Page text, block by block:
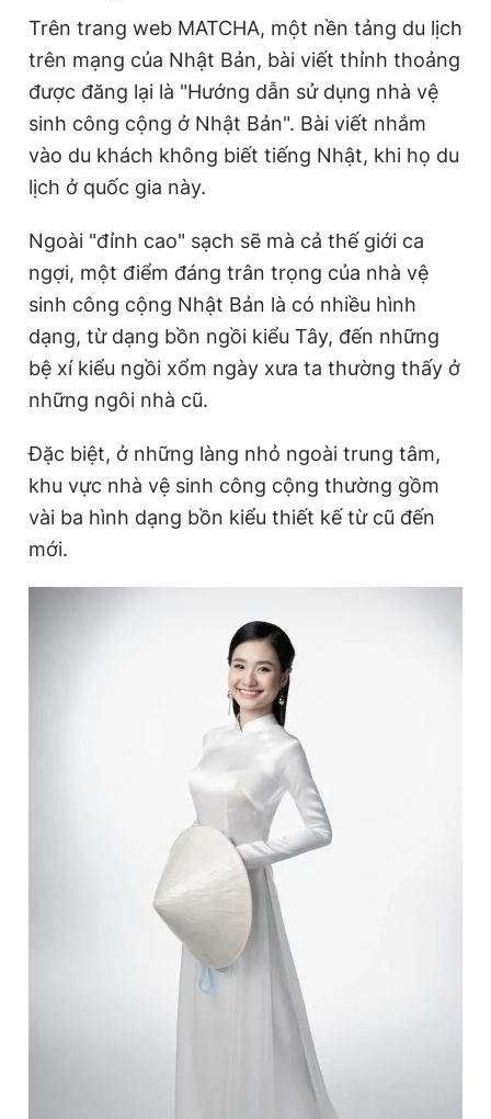
Theo dõi báo trên
Hotline
0906 645 777
Liên hệ quảng cáo
Đặt báo Quảng cáo
Tổng biên tập: Nguyễn Ngọc Toàn
Phó tổng biên tập thường trực: Hải Thành
Phó tổng biên tập: Lâm Hiếu Dũng
Phó tổng biên tập: Trần Việt Hưng
Tổng thư ký tòa soạn: Đức Trung
Giấy phép xuất bản số 110/GP - BTTTT cấp ngày 24.3.2020
© 2003-2026 Bản quyền thuộc về Báo Thanh Niên. Cấm sao
chép dưới mọi hình thức nếu không có sự chấp thuận bằng văn
bản. Phát triển bởi ePi Technologies, JSC.
Trên trang web MATCHA, một nền tảng du lịch
trên mạng của Nhật Bản, bài viết thỉnh thoảng
được đăng lại là "Hướng dẫn sử dụng nhà vệ
sinh công cộng ở Nhật Bản". Bài viết nhắm
vào du khách không biết tiếng Nhật, khi họ du
lịch ở quốc gia này.
Ngoài "đỉnh cao" sạch sẽ mà cả thế giới ca
ngợi, một điểm đáng trân trọng của nhà vệ
sinh công cộng Nhật Bản là có nhiều hình
dạng, từ dạng bồn ngồi kiểu Tây, đến những
bệ xí kiểu ngồi xổm ngày xưa ta thường thấy ở
những ngôi nhà cũ.
Đặc biệt, ở những làng nhỏ ngoài trung tâm,
khu vực nhà vệ sinh công cộng thường gồm
vài ba hình dạng bồn kiểu thiết kế từ cũ đến
mới.